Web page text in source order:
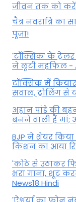
जीवन तक को
चैत्र नवरात्रि का
पूजा!
'टॉक्सिक' के
ने लूटी महफिल -
टॉक्सिक में
सवाल, ट्रोलिंग से
अहान पांडे की
बनने वाली हैं मां;
BJP ने शेयर किया
किशन का आया
'कोठे से उठाकर
भरा गाना, शूट
News18 Hindi